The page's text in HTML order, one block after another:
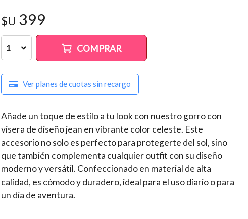
$U 399
1 COMPRAR
Ver planes de cuotas sin recargo
Añade un toque de estilo a tu look con nuestro gorro con
visera de diseño jean en vibrante color celeste. Este
accesorio no solo es perfecto para protegerte del sol, sino
que también complementa cualquier outfit con su diseño
moderno y versátil. Confeccionado en material de alta
calidad, es cómodo y duradero, ideal para el uso diario o para
un día de aventura.